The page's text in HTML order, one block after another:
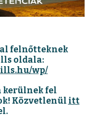
felnőtteknek
oldala:
wp/
kerülnek fel
Közvetlenül itt